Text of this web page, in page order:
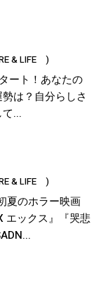
& LIFE )
ート！あなたの
は？自分らしさ
...
& LIFE )
夏のホラー映画
エックス』『哭悲